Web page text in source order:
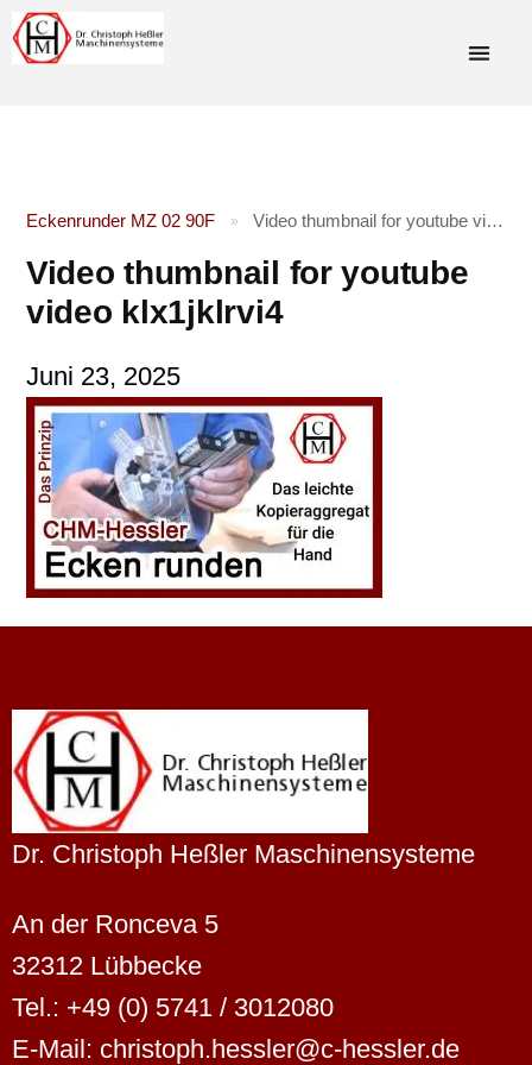
Eckenrunder MZ 02 90F » Video thumbnail for youtube video klx1jklrvi4
Video thumbnail for youtube
video klx1jklrvi4
Juni 23, 2025
Dr. Christoph Heßler Maschinensysteme
An der Ronceva 5
32312 Lübbecke
Tel.: +49 (0) 5741 / 3012080
E-Mail: christoph.hessler@c-hessler.de